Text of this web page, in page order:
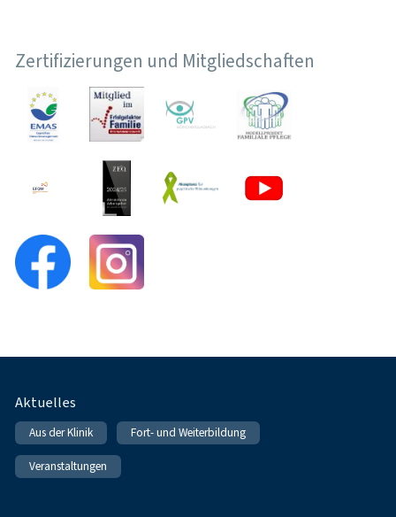
Zertifizierungen und Mitgliedschaften
Fußnavigation
Aktuelles
Aus der Klinik Fort- und Weiterbildung
Veranstaltungen